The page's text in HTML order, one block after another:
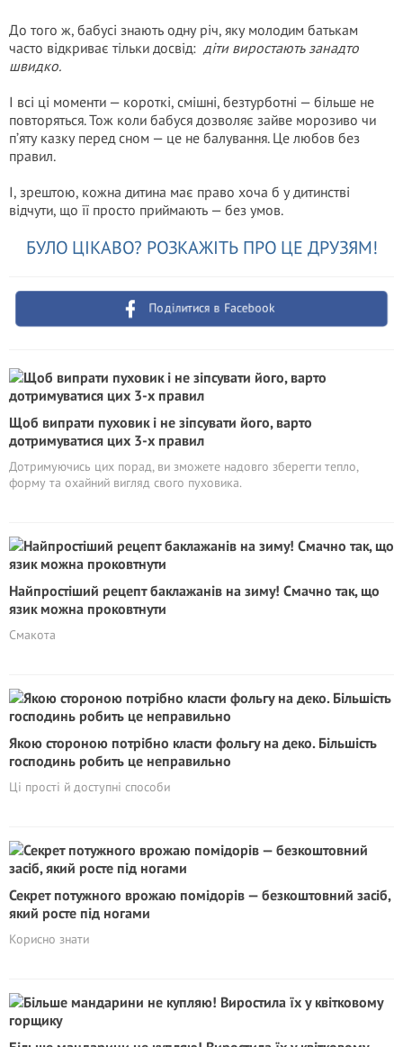
До того ж, бабусі знають одну річ, яку молодим батькам
часто відкриває тільки досвід: діти виростають занадто
швидко.
І всі ці моменти — короткі, смішні, безтурботні — більше не
повторяться. Тож коли бабуся дозволяє зайве морозиво чи
п’яту казку перед сном — це не балування. Це любов без
правил.
І, зрештою, кожна дитина має право хоча б у дитинстві
відчути, що її просто приймають — без умов.
БУЛО ЦІКАВО? РОЗКАЖІТЬ ПРО ЦЕ ДРУЗЯМ!
Поділитися в Facebook
Щоб випрати пуховик і не зіпсувати його, варто
дотримуватися цих 3-х правил
Дотримуючись цих порад, ви зможете надовго зберегти тепло,
форму та охайний вигляд свого пуховика.
Найпростіший рецепт баклажанів на зиму! Смачно так, що
язик можна проковтнути
Смакота
Якою стороною потрібно класти фольгу на деко. Більшість
господинь робить це неправильно
Ці прості й доступні способи
Секрет потужного врожаю помідорів — безкоштовний засіб,
який росте під ногами
Корисно знати